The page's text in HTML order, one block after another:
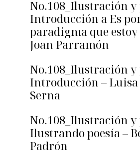
No.108_Ilustración y
Introducción a Es
paradigma que
Joan Parramón
No.108_Ilustración y
Introducción –
Serna
No.108_Ilustración y
Ilustrando poesía –
Padrón